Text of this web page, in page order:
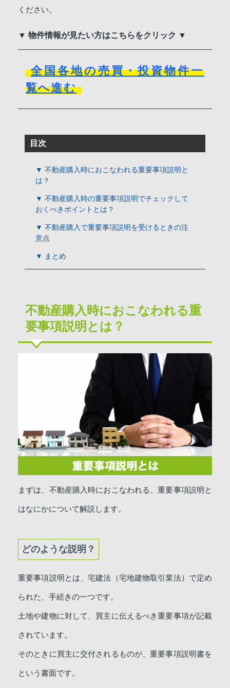
ください。
▼ 物件情報が見たい方はこちらをクリック ▼
全国各地の売買・投資物件一
覧へ進む
目次
▼ 不動産購入時におこなわれる重要事項説明と
は？
▼ 不動産購入時の重要事項説明でチェックして
おくべきポイントとは？
▼ 不動産購入で重要事項説明を受けるときの注
意点
▼ まとめ
不動産購入時におこなわれる重
要事項説明とは？
まずは、不動産購入時におこなわれる、重要事項説明と
はなにかについて解説します。
どのような説明？
重要事項説明とは、宅建法（宅地建物取引業法）で定め
られた、手続きの一つです。
土地や建物に対して、買主に伝えるべき重要事項が記載
されています。
そのときに買主に交付されるものが、重要事項説明書を
という書面です。